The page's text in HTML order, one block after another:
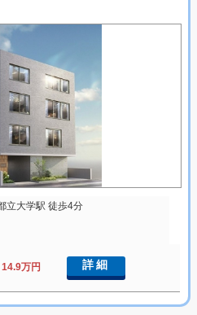
立大学駅 徒歩4分
14.9万円 詳細